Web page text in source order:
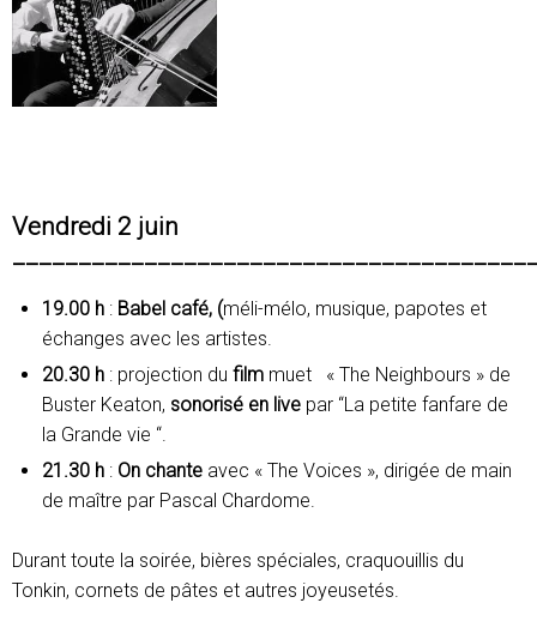
Vendredi 2 juin
19.00 h : Babel café, (méli-mélo, musique, papotes et
échanges avec les artistes.
20.30 h : projection du film muet « The Neighbours » de
Buster Keaton, sonorisé en live par “La petite fanfare de
la Grande vie “.
21.30 h : On chante avec « The Voices », dirigée de main
de maître par Pascal Chardome.
Durant toute la soirée, bières spéciales, craquouillis du
Tonkin, cornets de pâtes et autres joyeusetés.